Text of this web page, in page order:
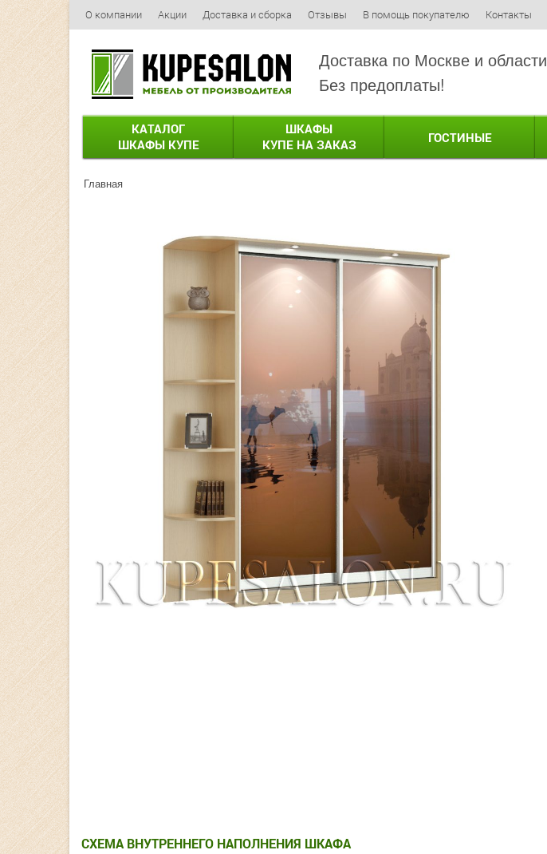
О компании Акции Доставка и сборка Отзывы В помощь покупателю Контакты
Доставка по Москве и области
Без предоплаты!
КАТАЛОГ
ШКАФЫ КУПЕ
ШКАФЫ
КУПЕ НА ЗАКАЗ
ГОСТИНЫЕ
Главная
СХЕМА ВНУТРЕННЕГО НАПОЛНЕНИЯ ШКАФА